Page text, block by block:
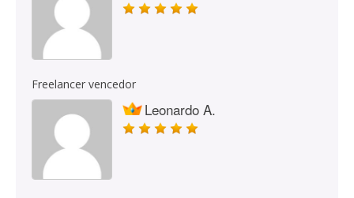
Freelancer vencedor
Leonardo A.